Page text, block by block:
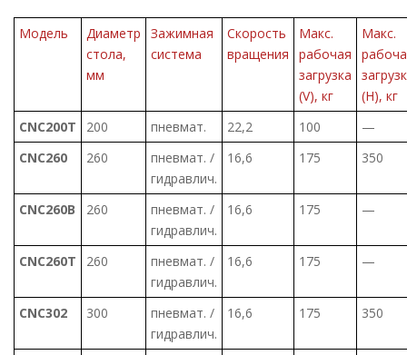
Модель
Диаметр
стола,
мм
Зажимная
система
Скорость
вращения
Макс.
рабочая
загрузка
(V), кг
Макс.
(Н), кг
CNC200T
200 пневмат. 22,2 100
—
CNC260
260
пневмат. /
гидравлич.
16,6 175 350
CNC260B 260
пневмат. /
гидравлич.
16,6 175 —
CNC260T 260
пневмат. /
гидравлич.
16,6 175 —
CNC302 300
пневмат. /
гидравлич.
16,6 175 350